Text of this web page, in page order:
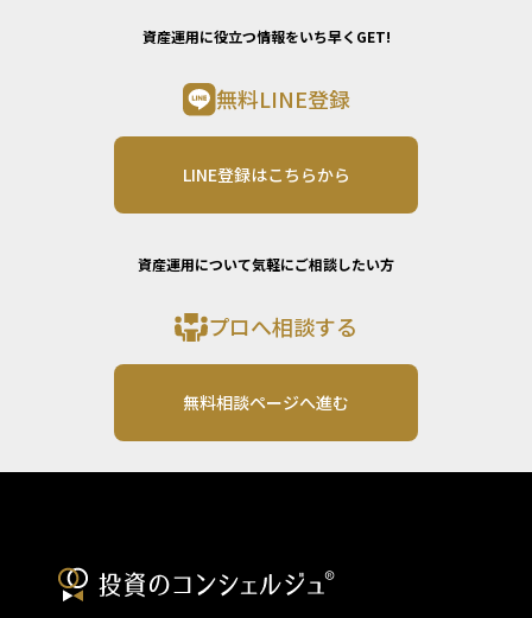
資産運用に役立つ情報をいち早くGET!
無料LINE登録
LINE登録はこちらから
資産運用について気軽にご相談したい方
プロへ相談する
無料相談ページへ進む